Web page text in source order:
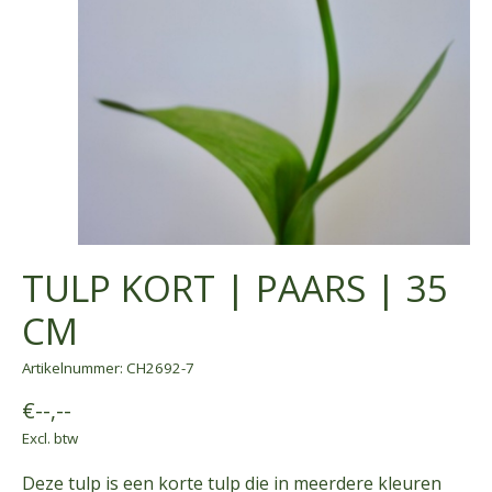
TULP KORT | PAARS | 35
CM
Artikelnummer: CH2692-7
€--,--
Excl. btw
Deze tulp is een korte tulp die in meerdere kleuren